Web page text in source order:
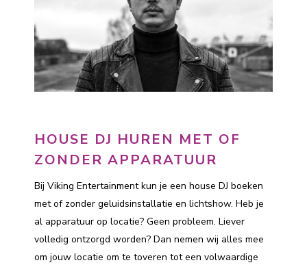
HOUSE DJ HUREN MET OF
ZONDER APPARATUUR
Bij Viking Entertainment kun je een house DJ boeken
met of zonder geluidsinstallatie en lichtshow. Heb je
al apparatuur op locatie? Geen probleem. Liever
volledig ontzorgd worden? Dan nemen wij alles mee
om jouw locatie om te toveren tot een volwaardige